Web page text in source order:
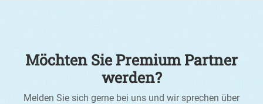
Möchten Sie Premium Partner
werden?
Melden Sie sich gerne bei uns und wir sprechen über